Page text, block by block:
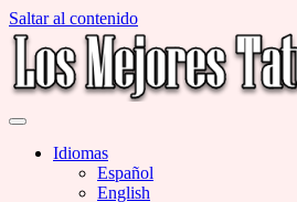
Saltar al contenido
Miles de Imágenes de Tatuajes en Galerías
Idiomas
Español
English